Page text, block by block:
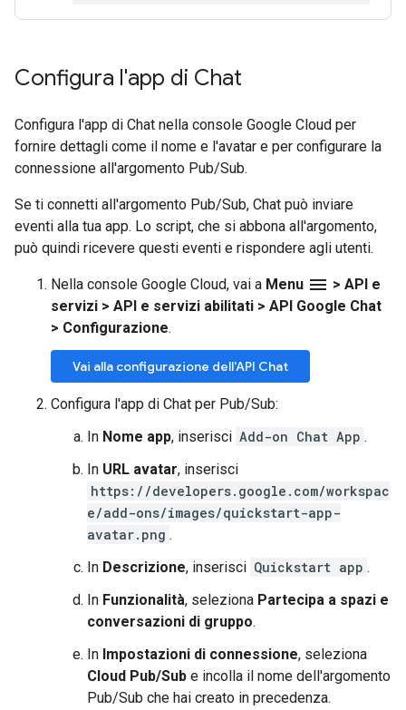
Configura l'app di Chat
Configura l'app di Chat nella console Google Cloud per
fornire dettagli come il nome e l'avatar e per configurare la
connessione all'argomento Pub/Sub.
Se ti connetti all'argomento Pub/Sub, Chat può inviare
eventi alla tua app. Lo script, che si abbona all'argomento,
può quindi ricevere questi eventi e rispondere agli utenti.
Nella console Google Cloud, vai a Menu menu > API e
servizi > API e servizi abilitati > API Google Chat
> Configurazione.
Vai alla configurazione dell'API Chat
Configura l'app di Chat per Pub/Sub:
In Nome app, inserisci Add-on Chat App .
In URL avatar, inserisci
https://developers.google.com/workspac
e/add-ons/images/quickstart-app-
avatar.png .
In Descrizione, inserisci Quickstart app .
In Funzionalità, seleziona Partecipa a spazi e
conversazioni di gruppo.
In Impostazioni di connessione, seleziona
Cloud Pub/Sub e incolla il nome dell'argomento
Pub/Sub che hai creato in precedenza.